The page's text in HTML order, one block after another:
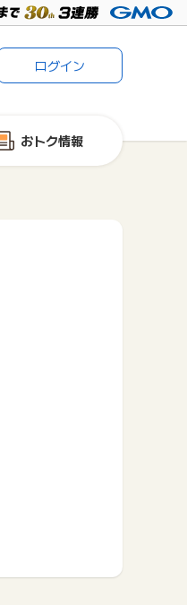
ログイン
おトク情報